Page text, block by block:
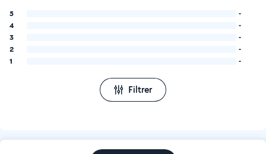
5
-
4
-
3
-
2
-
1
-
Filtrer